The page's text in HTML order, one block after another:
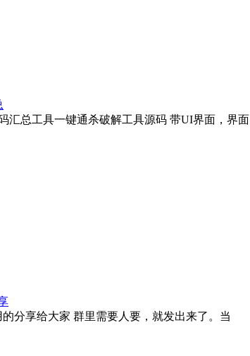
汇总工具一键通杀破解工具源码 带UI界面，界面
分享给大家 群里需要人要，就发出来了。当